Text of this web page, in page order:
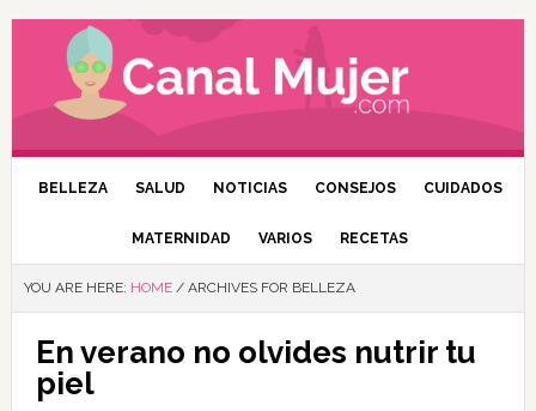
BELLEZA SALUD NOTICIAS CONSEJOS CUIDADOS
MATERNIDAD VARIOS RECETAS
YOU ARE HERE: HOME /ARCHIVES FOR BELLEZA
En verano no olvides nutrir tu
piel